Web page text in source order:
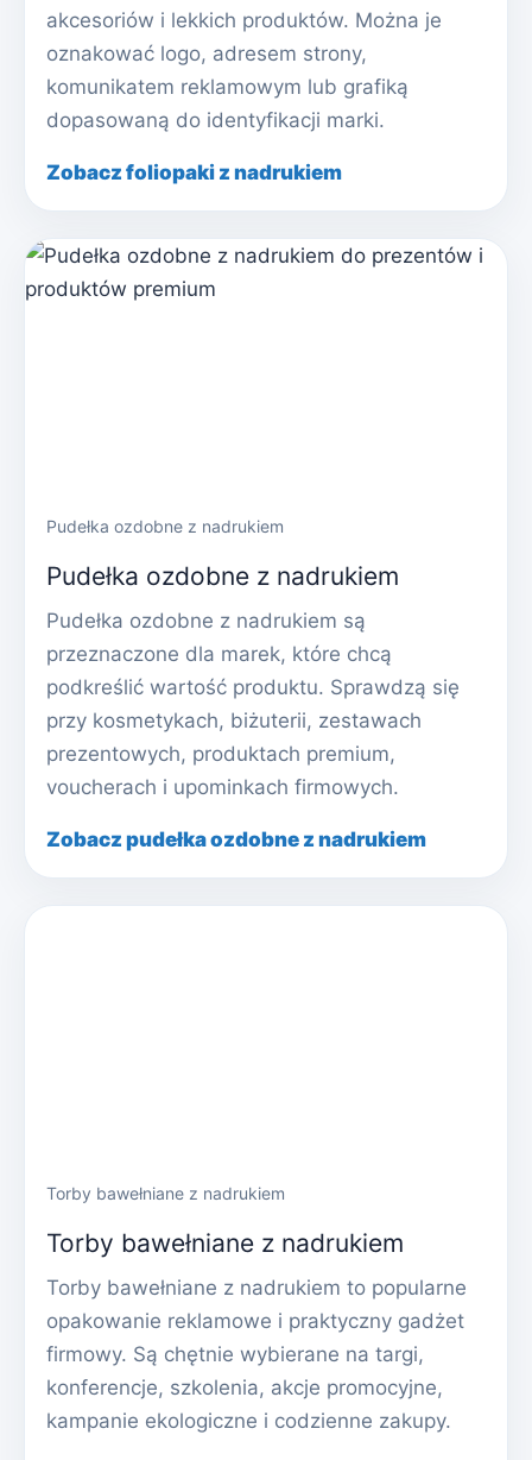
akcesoriów i lekkich produktów. Można je
oznakować logo, adresem strony,
komunikatem reklamowym lub grafiką
dopasowaną do identyfikacji marki.
Zobacz foliopaki z nadrukiem
Pudełka ozdobne z nadrukiem
Pudełka ozdobne z nadrukiem
Pudełka ozdobne z nadrukiem są
przeznaczone dla marek, które chcą
podkreślić wartość produktu. Sprawdzą się
przy kosmetykach, biżuterii, zestawach
prezentowych, produktach premium,
voucherach i upominkach firmowych.
Zobacz pudełka ozdobne z nadrukiem
Torby bawełniane z nadrukiem
Torby bawełniane z nadrukiem
Torby bawełniane z nadrukiem to popularne
opakowanie reklamowe i praktyczny gadżet
firmowy. Są chętnie wybierane na targi,
konferencje, szkolenia, akcje promocyjne,
kampanie ekologiczne i codzienne zakupy.